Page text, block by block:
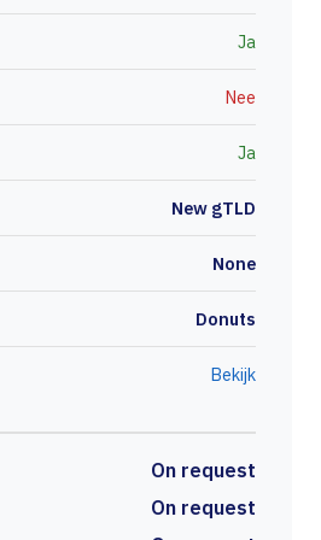
Ja
Nee
Ja
New gTLD
None
Donuts
Bekijk
On request
On request